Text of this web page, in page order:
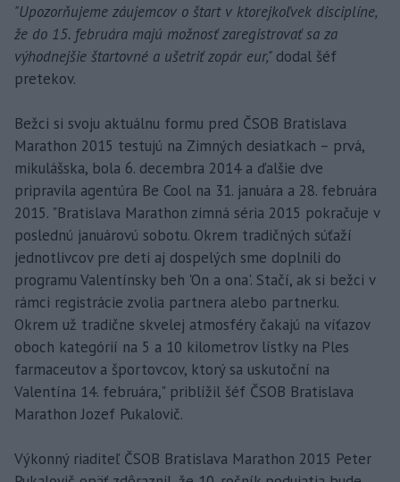
"Upozorňujeme záujemcov o štart v ktorejkoľvek disciplíne,
že do 15. februára majú možnosť zaregistrovať sa za
výhodnejšie štartovné a ušetriť zopár eur," dodal šéf
pretekov.
Bežci si svoju aktuálnu formu pred ČSOB Bratislava
Marathon 2015 testujú na Zimných desiatkach – prvá,
mikulášska, bola 6. decembra 2014 a ďalšie dve
pripravila agentúra Be Cool na 31. januára a 28. februára
2015. "Bratislava Marathon zimná séria 2015 pokračuje v
poslednú januárovú sobotu. Okrem tradičných súťaží
jednotlivcov pre deti aj dospelých sme doplnili do
programu Valentínsky beh 'On a ona'. Stačí, ak si bežci v
rámci registrácie zvolia partnera alebo partnerku.
Okrem už tradične skvelej atmosféry čakajú na víťazov
oboch kategórií na 5 a 10 kilometrov lístky na Ples
farmaceutov a športovcov, ktorý sa uskutoční na
Valentína 14. februára," priblížil šéf ČSOB Bratislava
Marathon Jozef Pukalovič.
Výkonný riaditeľ ČSOB Bratislava Marathon 2015 Peter